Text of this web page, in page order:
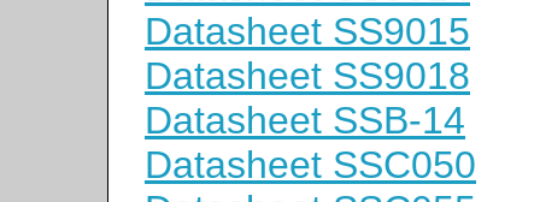
Datasheet SS9015
Datasheet SS9018
Datasheet SSB-14
Datasheet SSC050